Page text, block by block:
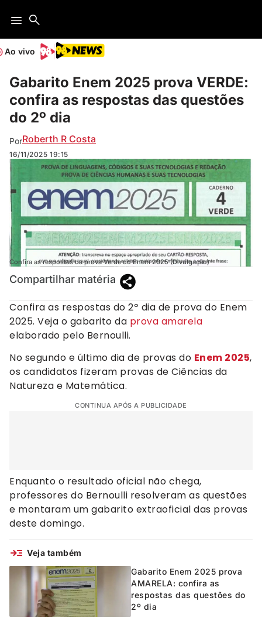
Ao vivo
Gabarito Enem 2025 prova VERDE:
confira as respostas das questões
do 2º dia
PorRoberth R Costa
16/11/2025 19:15
Confira as respostas da prova Verde do Enem 2025 (Divulgação)
Compartilhar matéria
Confira as respostas do 2º dia de prova do Enem
2025. Veja o gabarito da prova amarela
elaborado pelo Bernoulli.
No segundo e último dia de provas do Enem 2025,
os candidatos fizeram provas de Ciências da
Natureza e Matemática.
CONTINUA APÓS A PUBLICIDADE
Enquanto o resultado oficial não chega,
professores do Bernoulli resolveram as questões
e montaram um gabarito extraoficial das provas
deste domingo.
Veja também
Gabarito Enem 2025 prova
AMARELA: confira as
respostas das questões do
2º dia